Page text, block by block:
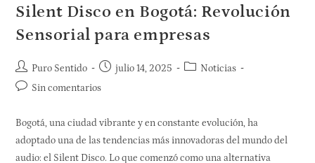
Silent Disco en Bogotá: Revolución
Sensorial para empresas
Puro Sentido julio 14, 2025
Noticias
Sin comentarios
Bogotá, una ciudad vibrante y en constante evolución, ha
adoptado una de las tendencias más innovadoras del mundo del
audio: el Silent Disco. Lo que comenzó como una alternativa